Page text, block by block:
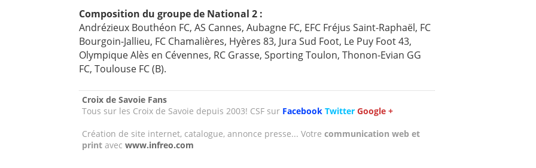
Composition du groupe de National 2 :
Andrézieux Bouthéon FC, AS Cannes, Aubagne FC, EFC Fréjus Saint-Raphaël, FC
Bourgoin-Jallieu, FC Chamalières, Hyères 83, Jura Sud Foot, Le Puy Foot 43,
Olympique Alès en Cévennes, RC Grasse, Sporting Toulon, Thonon-Evian GG
FC, Toulouse FC (B).
Croix de Savoie Fans
Tous sur les Croix de Savoie depuis 2003! CSF sur Facebook Twitter Google +
Création de site internet, catalogue, annonce presse... Votrecommunication web et
print avecwww.infreo.com